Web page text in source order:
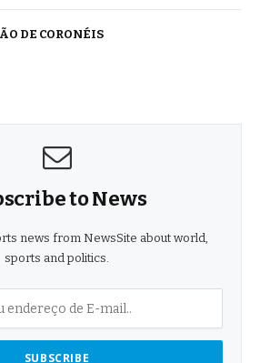
DE CORONÉIS
to News
news from NewsSite about world,
sports and politics.